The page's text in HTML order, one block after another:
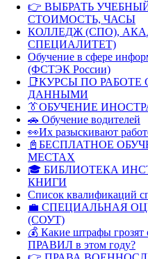
👉 ВЫБРАТЬ
СТОИМОСТЬ, ЧАСЫ
КОЛЛЕДЖ (СПО),
СПЕЦИАЛИТЕТ)
Обучение в сфере
(ФСТЭК России)
📑КУРСЫ ПО
ДАННЫМИ
👔ОБУЧЕНИЕ
🚗 Обучение водителей
👀Их разыскивают
📓БЕСПЛАТНОЕ
МЕСТАХ
🎓 БИБЛИОТЕКА
КНИГИ
Список квалификаций
💼 СПЕЦИАЛЬНАЯ
(СОУТ)
💰 Какие штрафы грозят
ПРАВИЛ в этом году?